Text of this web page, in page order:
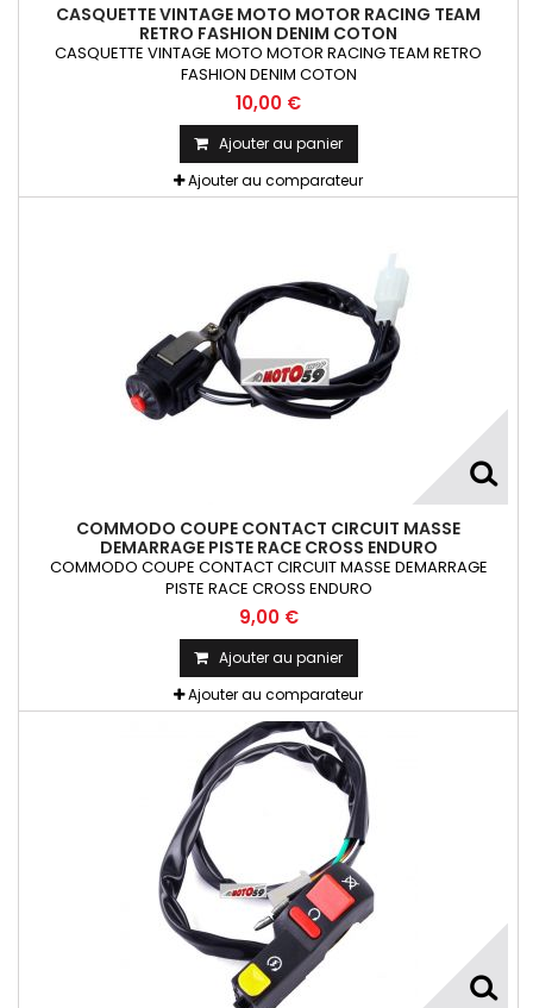
CASQUETTE VINTAGE MOTO MOTOR RACING TEAM
RETRO FASHION DENIM COTON
CASQUETTE VINTAGE MOTO MOTOR RACING TEAM RETRO
FASHION DENIM COTON
10,00 €
Ajouter au panier
Ajouter au comparateur
COMMODO COUPE CONTACT CIRCUIT MASSE
DEMARRAGE PISTE RACE CROSS ENDURO
COMMODO COUPE CONTACT CIRCUIT MASSE DEMARRAGE
PISTE RACE CROSS ENDURO
9,00 €
Ajouter au panier
Ajouter au comparateur